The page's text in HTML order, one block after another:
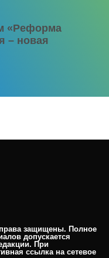
«Реформа
– новая
защищены. Полное
допускается
При
ссылка на сетевое